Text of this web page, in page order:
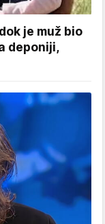
je muž bio
deponiji,